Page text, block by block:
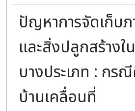
ปัญหาการจัดเก็บ
และสิ่งปลูกสร้าง
บางประเภท : กร
บ้านเคลื่อนที่